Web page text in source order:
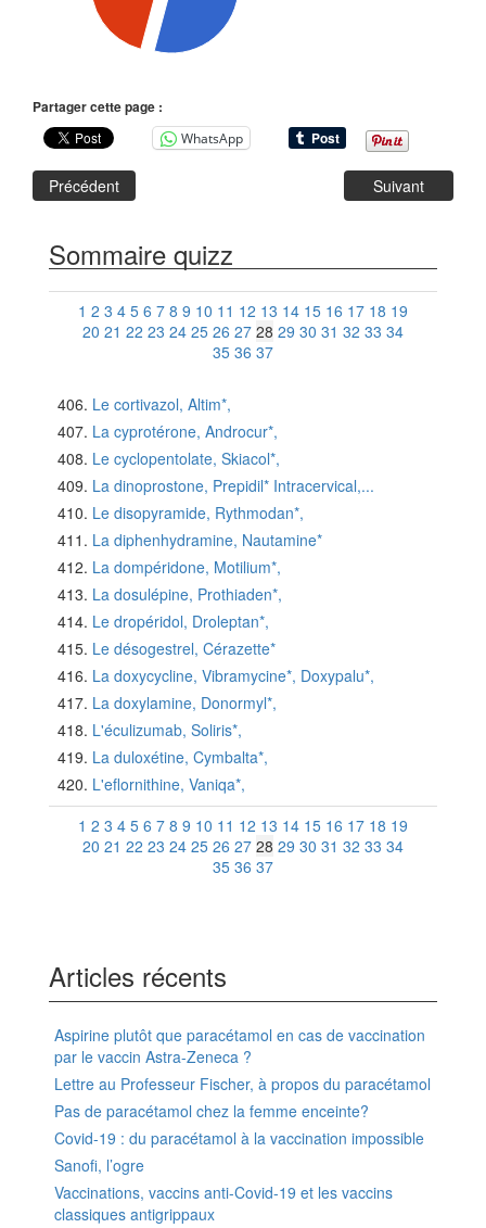
Partager cette page :
WhatsApp
Précédent Suivant
Sommaire quizz
1 2 3 4 5 6 7 8 9 10 11 12 13 14 15 16 17 18 19
20 21 22 23 24 25 26 27 28 29 30 31 32 33 34
35 36 37
Le cortivazol, Altim*,
La cyprotérone, Androcur*,
Le cyclopentolate, Skiacol*,
La dinoprostone, Prepidil* Intracervical,...
Le disopyramide, Rythmodan*,
La diphenhydramine, Nautamine*
La dompéridone, Motilium*,
La dosulépine, Prothiaden*,
Le dropéridol, Droleptan*,
Le désogestrel, Cérazette*
La doxycycline, Vibramycine*, Doxypalu*,
La doxylamine, Donormyl*,
L'éculizumab, Soliris*,
La duloxétine, Cymbalta*,
L'eflornithine, Vaniqa*,
1 2 3 4 5 6 7 8 9 10 11 12 13 14 15 16 17 18 19
20 21 22 23 24 25 26 27 28 29 30 31 32 33 34
35 36 37
Articles récents
Aspirine plutôt que paracétamol en cas de vaccination
par le vaccin Astra-Zeneca ?
Lettre au Professeur Fischer, à propos du paracétamol
Pas de paracétamol chez la femme enceinte?
Covid-19 : du paracétamol à la vaccination impossible
Sanofi, l’ogre
Vaccinations, vaccins anti-Covid-19 et les vaccins
classiques antigrippaux